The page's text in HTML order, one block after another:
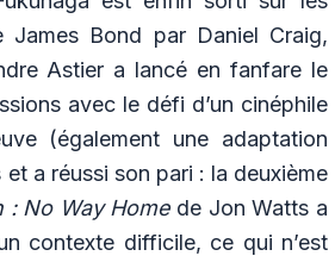
James Bond par Daniel Craig,
Astier a lancé en fanfare le
avec le défi d’un cinéphile
(également une adaptation
a réussi son pari : la deuxième
: No Way Homede Jon Watts a
contexte difficile, ce qui n’est